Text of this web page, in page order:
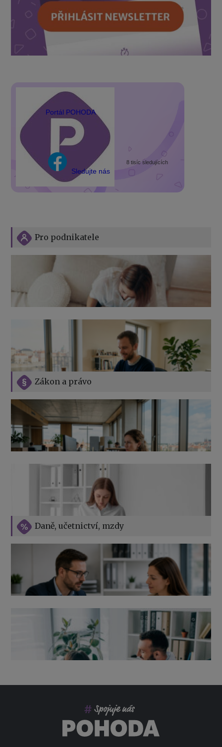
Portál POHODA
Sledujte nás
8 tisíc sledujících
Daně, učetnictví, mzdy
Zákon a právo
Vše o překážkách v práci na straně zaměstnavatele
Výpověď ze zdravotních důvodů 2026 – průvodce pro
zaměstnavatele
Pro podnikatele
Jak na podnikání při rodičovské dovolené
Přehledy pro OSSZ a zdravotní pojišťovny – jak na ně
v roce 2026